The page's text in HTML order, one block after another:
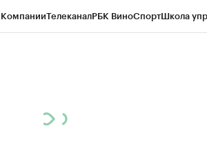
ТелеканалРБК ВиноСпортШкола